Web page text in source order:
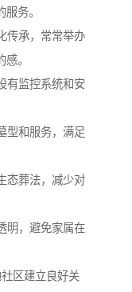
务。
传承，常常举办
。
有监控系统和安
型和服务，满足
态葬法，减少对
明，避免家属在
区建立良好关